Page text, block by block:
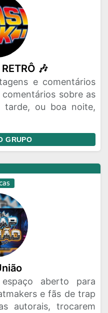
🎶
e comentários
sobre as
tarde, ou boa noite,
GRUPO
aberto para
e fãs de trap
autorais, trocarem